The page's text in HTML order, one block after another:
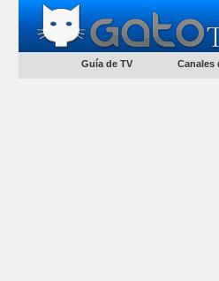
Guía de TV Canales